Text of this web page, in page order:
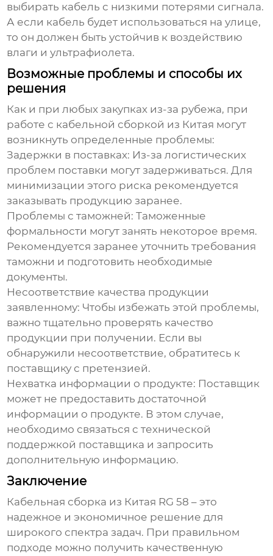
выбирать кабель с низкими потерями сигнала.
А если кабель будет использоваться на улице,
то он должен быть устойчив к воздействию
влаги и ультрафиолета.
Возможные проблемы и способы их
решения
Как и при любых закупках из-за рубежа, при
работе с кабельной сборкой из Китая могут
возникнуть определенные проблемы:
Задержки в поставках: Из-за логистических
проблем поставки могут задерживаться. Для
минимизации этого риска рекомендуется
заказывать продукцию заранее.
Проблемы с таможней: Таможенные
формальности могут занять некоторое время.
Рекомендуется заранее уточнить требования
таможни и подготовить необходимые
документы.
Несоответствие качества продукции
заявленному: Чтобы избежать этой проблемы,
важно тщательно проверять качество
продукции при получении. Если вы
обнаружили несоответствие, обратитесь к
поставщику с претензией.
Нехватка информации о продукте: Поставщик
может не предоставить достаточной
информации о продукте. В этом случае,
необходимо связаться с технической
поддержкой поставщика и запросить
дополнительную информацию.
Заключение
Кабельная сборка из Китая RG 58 – это
надежное и экономичное решение для
широкого спектра задач. При правильном
подходе можно получить качественную